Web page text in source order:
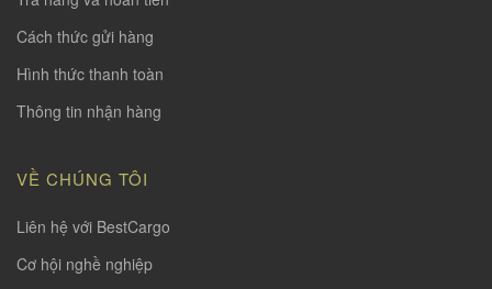
Cách thức gửi hàng
Hình thức thanh toàn
Thông tin nhận hàng
VỀ CHÚNG TÔI
Liên hệ với BestCargo
Cơ hội nghề nghiệp